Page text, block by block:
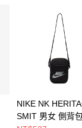
21家銀行
NIKE NK
SMIT 男女 側背